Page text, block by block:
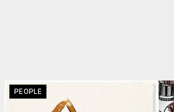
PEOPLE